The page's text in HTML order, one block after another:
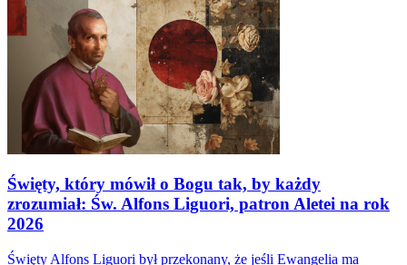
Święty, który mówił o Bogu tak, by każdy
zrozumiał: Św. Alfons Liguori, patron Aletei na rok
2026
Święty Alfons Liguori był przekonany, że jeśli Ewangelia ma